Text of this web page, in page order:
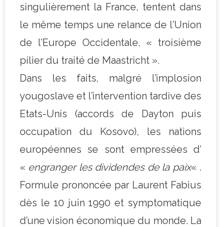
singulièrement la France, tentent dans
le même temps une relance de l’Union
de l’Europe Occidentale, « troisième
pilier du traité de Maastricht ».
Dans les faits, malgré l’implosion
yougoslave et l’intervention tardive des
Etats-Unis (accords de Dayton puis
occupation du Kosovo), les nations
européennes se sont empressées d’
« engranger les dividendes de la paix« .
Formule prononcée par Laurent Fabius
dès le 10 juin 1990 et symptomatique
d’une vision économique du monde. La